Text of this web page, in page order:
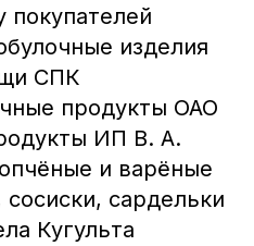
изделия
СПК
продукты ОАО
ИП В. А.
и варёные
сардельки
Кугульта